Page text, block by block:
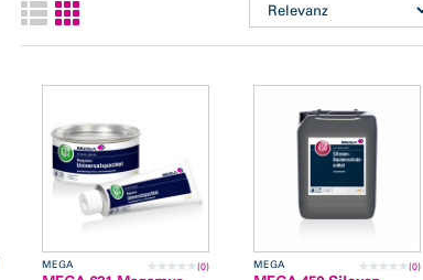
MEGA (0) MEGA (0)